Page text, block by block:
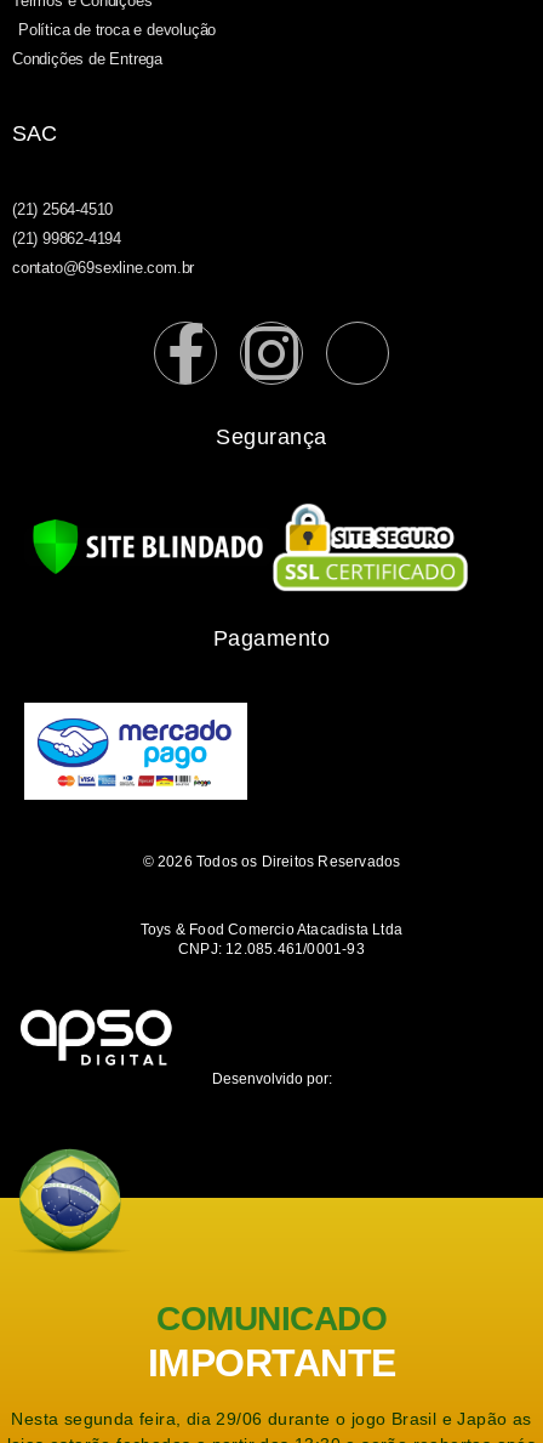
Política de troca e devolução
Condições de Entrega
SAC
(21) 2564-4510
(21) 99862-4194
contato@69sexline.com.br
Segurança
Pagamento
© 2026 Todos os Direitos Reservados
Toys & Food Comercio Atacadista Ltda
CNPJ: 12.085.461/0001-93
Desenvolvido por:
COMUNICADO
IMPORTANTE
Nesta segunda feira, dia 29/06 durante o jogo Brasil e Japão as